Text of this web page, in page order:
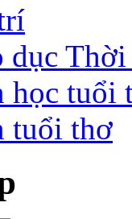
dục
học tuổi
tuổi thơ